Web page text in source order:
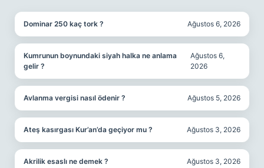
Dominar 250 kaç tork ? Ağustos 6, 2026
Kumrunun boynundaki siyah halka ne anlama
gelir ?
Ağustos 6,
2026
Avlanma vergisi nasıl ödenir ? Ağustos 5, 2026
Ateş kasırgası Kur’an’da geçiyor mu ? Ağustos 3, 2026
Akrilik esaslı ne demek ? Ağustos 3, 2026